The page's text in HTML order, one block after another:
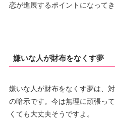
恋が進展するポイントになってき
嫌いな人が財布をなくす夢
嫌いな人が財布をなくす夢は、
の暗示です。今は無理に頑張っ
くても大丈夫そうですよ。